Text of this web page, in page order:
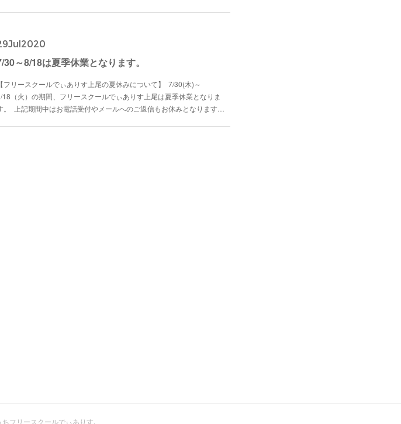
Jul2020
30～8/18は夏季休業となります。
【フリースクールでぃありす上尾の夏休みについて】 7/30(木)～
18（火）の期間、フリースクールでぃありす上尾は夏季休業となりま
。 上記期間中はお電話受付やメールへのご返信もお休みとなります…
ちフリースクールでぃありす.